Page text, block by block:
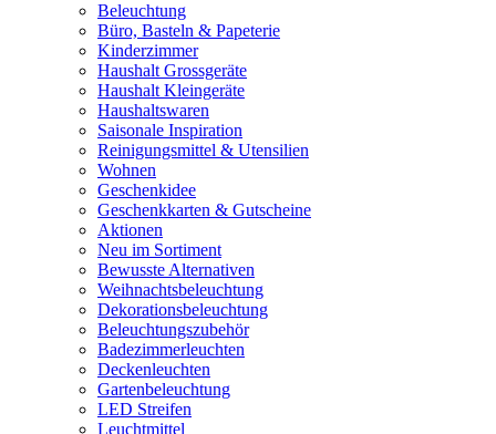
Beleuchtung
Büro, Basteln & Papeterie
Kinderzimmer
Haushalt Grossgeräte
Haushalt Kleingeräte
Haushaltswaren
Saisonale Inspiration
Reinigungsmittel & Utensilien
Wohnen
Geschenkidee
Geschenkkarten & Gutscheine
Aktionen
Neu im Sortiment
Bewusste Alternativen
Weihnachtsbeleuchtung
Dekorationsbeleuchtung
Beleuchtungszubehör
Badezimmerleuchten
Deckenleuchten
Gartenbeleuchtung
LED Streifen
Leuchtmittel